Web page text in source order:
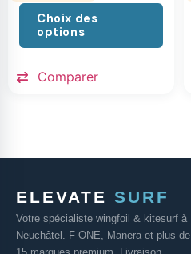
Choix des
options
Comparer
ELEVATE SURF
Votre spécialiste wingfoil & kitesurf à
Neuchâtel. F-ONE, Manera et plus de